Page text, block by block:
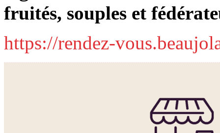
fruités, souples et
https://rendez-